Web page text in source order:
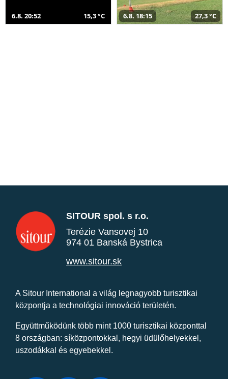
6.8. 20:52 15,3 °C 6.8. 18:15 27,3 °C
SITOUR spol. s r.o.
Terézie Vansovej 10
974 01 Banská Bystrica
www.sitour.sk
A Sitour International a világ legnagyobb turisztikai
központja a technológiai innováció területén.
Együttműködünk több mint 1000 turisztikai központtal
8 országban: síközpontokkal, hegyi üdülőhelyekkel,
uszodákkal és egyebekkel.